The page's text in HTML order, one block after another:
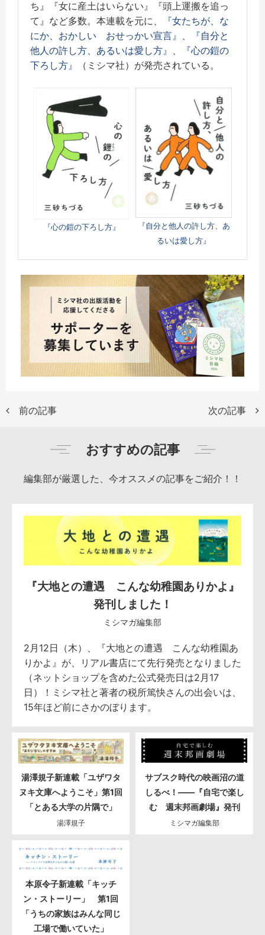
ち』『女に産土はいらない』『頭上運搬を追っ
て』など多数。本連載を元に、
『女たちが、な
にか、おかしい おせっかい宣言』 、
『自分と
他人の許し方、あるいは愛し方』 、
『心の鎧の
下ろし方』
（ミシマ社）が発売されている。
『心の鎧の下ろし方』
『自分と他人の許し方、あ
るいは愛し方』
前の記事 次の記事
おすすめの記事
編集部が厳選した、今オススメの記事をご紹介！！
『大地との遭遇 こんな幼稚園ありかよ』
発刊しました！
ミシマガ編集部
2月12日（木）、『大地との遭遇 こんな幼稚園あ
りかよ』が、リアル書店にて先行発売となりました
（ネットショップを含めた公式発売日は2月17
日）！ミシマ社と著者の税所篤快さんの出会いは、
15年ほど前にさかのぼります。
湯澤規子新連載「ユザワタ
ヌキ文庫へようこそ」第1回
「とある大学の片隅で」
湯澤規子
サブスク時代の映画沼の道
しるべ！――『自宅で楽し
む 週末邦画劇場』発刊
ミシマガ編集部
本原令子新連載「キッチ
ン・ストーリー」 第1回
「うちの家族はみんな同じ
工場で働いていた」